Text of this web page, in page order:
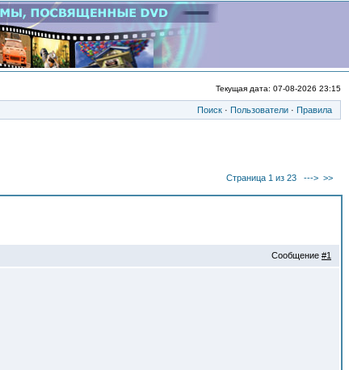
Текущая дата: 07-08-2026 23:15
Поиск · Пользователи · Правила
Страница 1 из 23 ---> >>
Сообщение #1